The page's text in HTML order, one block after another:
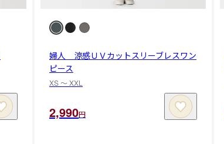
婦人 涼感ＵＶカットスリーブレスワン
ピース
XS 〜 XXL
2,990円